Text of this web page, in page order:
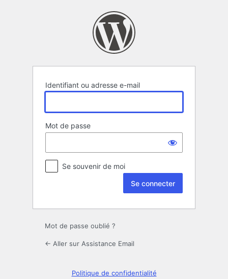
Identifiant ou adresse e-mail
Mot de passe
Se souvenir de moi
Mot de passe oublié ?
← Aller sur Assistance Email
Politique de confidentialité